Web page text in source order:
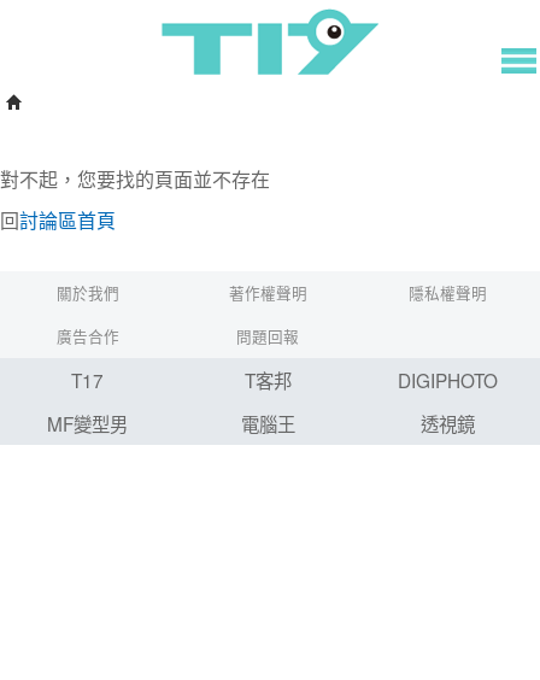
對不起，您要找的頁面並不存在
回討論區首頁
關於我們 著作權聲明
隱私權聲明
廣告合作
問題回報
T17 T客邦
DIGIPHOTO
MF變型男
電腦王 透視鏡